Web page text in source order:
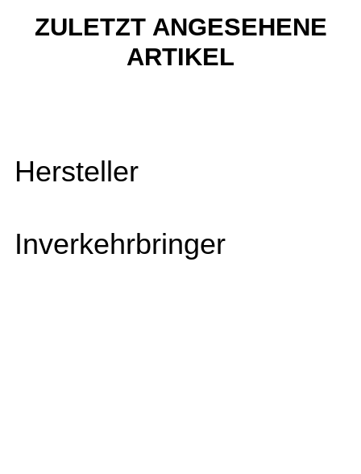
ZULETZT ANGESEHENE
ARTIKEL
Hersteller
Inverkehrbringer